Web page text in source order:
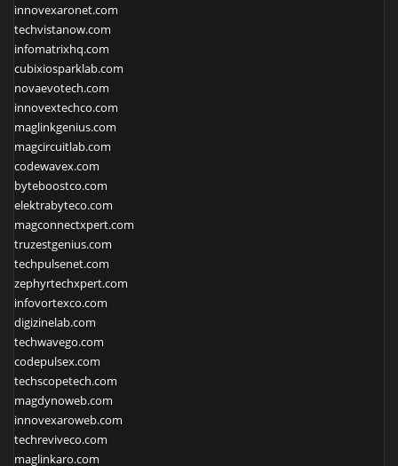
innovexaronet.com
techvistanow.com
infomatrixhq.com
cubixiosparklab.com
novaevotech.com
innovextechco.com
maglinkgenius.com
magcircuitlab.com
codewavex.com
byteboostco.com
elektrabyteco.com
magconnectxpert.com
truzestgenius.com
techpulsenet.com
zephyrtechxpert.com
infovortexco.com
digizinelab.com
techwavego.com
codepulsex.com
techscopetech.com
magdynoweb.com
innovexaroweb.com
techreviveco.com
maglinkaro.com